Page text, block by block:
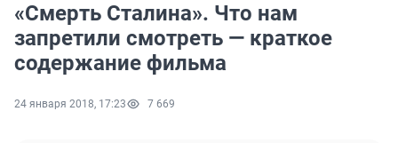
«Смерть Сталина». Что нам
запретили смотреть — краткое
содержание фильма
24 января 2018, 17:23 7 669